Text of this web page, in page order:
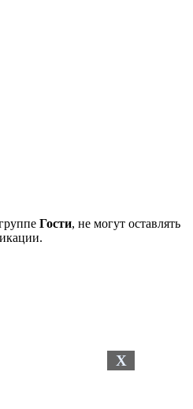
X
Гости, не могут оставлять